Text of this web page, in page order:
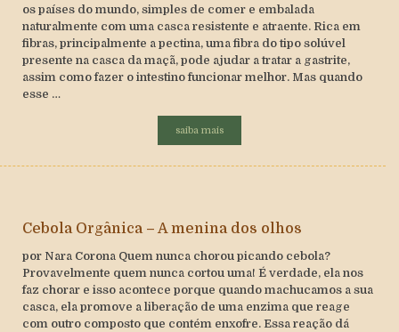
os países do mundo, simples de comer e embalada
naturalmente com uma casca resistente e atraente. Rica em
fibras, principalmente a pectina, uma fibra do tipo solúvel
presente na casca da maçã, pode ajudar a tratar a gastrite,
assim como fazer o intestino funcionar melhor. Mas quando
esse …
saiba mais
Cebola Orgânica – A menina dos olhos
por Nara Corona Quem nunca chorou picando cebola?
Provavelmente quem nunca cortou uma! É verdade, ela nos
faz chorar e isso acontece porque quando machucamos a sua
casca, ela promove a liberação de uma enzima que reage
com outro composto que contém enxofre. Essa reação dá